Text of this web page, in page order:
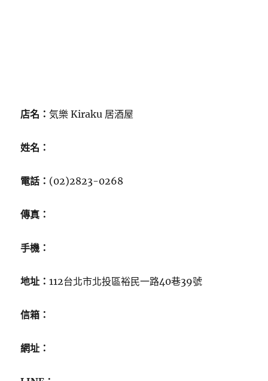
店名：気樂 Kiraku 居酒屋
姓名：
電話： (02)2823-0268
傳真：
手機：
地址：112台北市北投區裕民一路40巷39號
信箱：
網址：